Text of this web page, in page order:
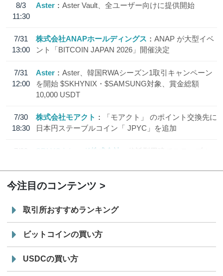
8/3
11:30
Aster Aster Vault、全ユーザー向けに提供開始
7/31
13:00
株式会社ANAPホールディングス
ANAP が大型イベ
ント「BITCOIN JAPAN 2026」開催決定
7/31
12:00
Aster
Aster、韓国RWAシーズン1取引キャンペーン
を開始 $SKHYNIX・$SAMSUNG対象、賞金総額
10,000 USDT
7/30
18:30
株式会社モアクト
「モアクト」 のポイント交換先に
日本円ステーブルコイン「 JPYC」を追加
7/29
SBI VCトレード株式会社
信託型円建てステーブル
今注目のコンテンツ
取引所おすすめランキング
ビットコインの買い方
USDCの買い方